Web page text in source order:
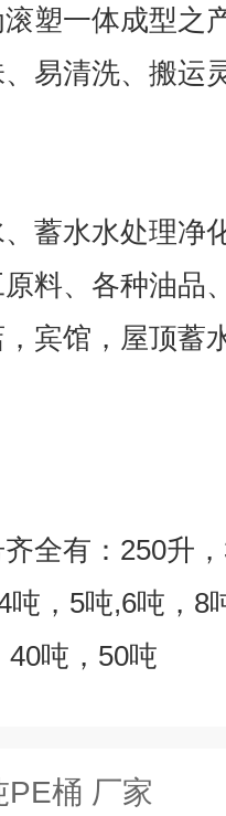
塑一体成型之
易清洗、搬运
蓄水水处理净
料、各种油品
宾馆，屋顶蓄
全有： 250升，
吨， 5吨,6吨， 8
40吨， 50吨
PE桶 厂家